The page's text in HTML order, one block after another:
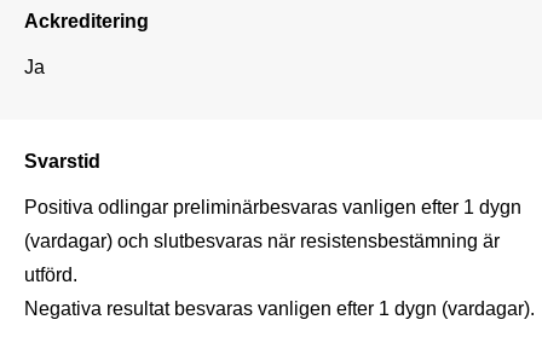
Ackreditering
Ja
Svarstid
Positiva odlingar preliminärbesvaras vanligen efter 1 dygn
(vardagar) och slutbesvaras när resistensbestämning är
utförd.
Negativa resultat besvaras vanligen efter 1 dygn (vardagar).